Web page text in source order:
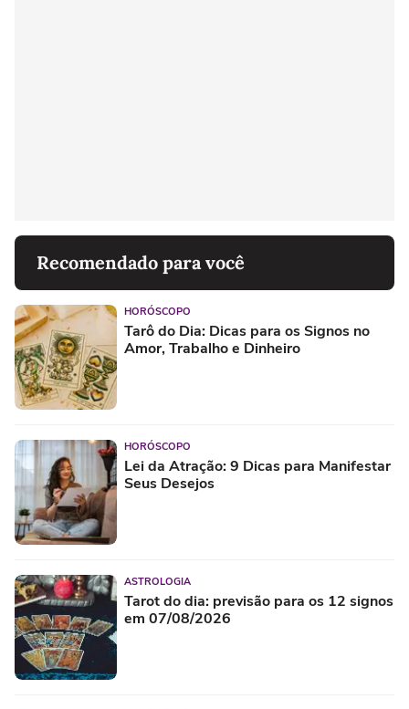
Recomendado para você
HORÓSCOPO
Tarô do Dia: Dicas para os Signos no
Amor, Trabalho e Dinheiro
HORÓSCOPO
Lei da Atração: 9 Dicas para Manifestar
Seus Desejos
ASTROLOGIA
Tarot do dia: previsão para os 12 signos
em 07/08/2026